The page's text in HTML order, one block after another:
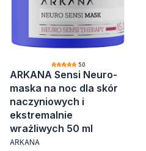
5.0
ARKANA Sensi Neuro-
maska na noc dla skór
naczyniowych i
ekstremalnie
wrażliwych 50 ml
ARKANA